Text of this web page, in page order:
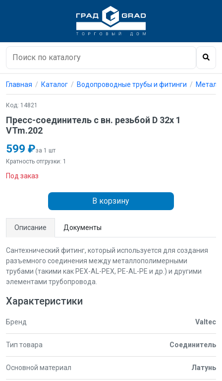
Главная Каталог Водопроводные трубы и фитинги
Код: 14821
Пресс-соединитель с вн. резьбой D 32х 1
VTm.202
599 ₽за 1 шт
Кратность отгрузки: 1
Под заказ
В корзину
Описание Документы
Сантехнический фитинг, который используется для создания
разъемного соединения между металлополимерными
трубами (такими как PEX-AL-PEX, PE-AL-PE и др.) и другими
элементами трубопровода.
Характеристики
Бренд Valtec
Тип товара Соединитель
Основной материал Латунь